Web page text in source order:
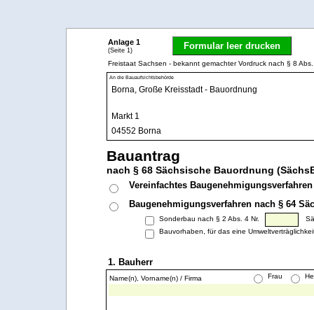
(Seite 1)
An die Bauaufsichtsbehörde
Freistaat Sachsen - bekannt gemachter Vordruck nach § 8
1. Bauherr
Name(n), Vorname(n) / Firma
Anlage 1
Sonderbau nach § 2 Abs. 4 Nr.
Bauantrag
nach § 68 Sächsische Bauordnung
Vereinfachtes
Baugenehmigungsverfahren nach § 64
Formular leer drucken
Bauvorhaben, für das eine
Frau